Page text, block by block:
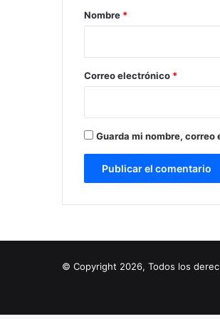
r
*
Nombre *
Correo electrónico *
Guarda mi nombre,
© Copyright 2026, Todos los